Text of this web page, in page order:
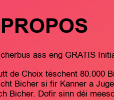
ass eng GRATIS
de Choix tëschent 80.000
Bicher si fir Kanner a
Bicher. Dofir sinn déi